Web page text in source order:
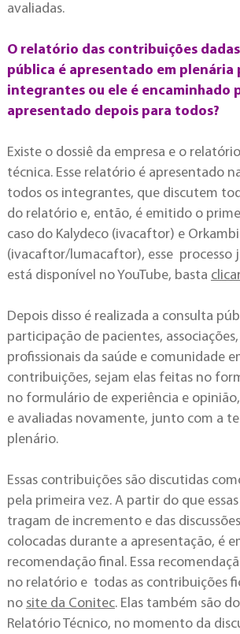
avaliadas.
O relatório das contribuições
pública é apresentado em plenária
integrantes ou ele é encaminhado
apresentado depois para todos?
Existe o dossiê da empresa e o
técnica. Esse relatório é apresentado
todos os integrantes, que discutem
do relatório e, então, é emitido o
caso do Kalydeco (ivacaftor) e Orkambi
(ivacaftor/lumacaftor), esse processo
está disponível no YouTube, basta
Depois disso é realizada a consulta
participação de pacientes,
profissionais da saúde e comunidade
contribuições, sejam elas feitas no
no formulário de experiência e
e avaliadas novamente, junto com a
plenário.
Essas contribuições são discutidas
pela primeira vez. A partir do que
tragam de incremento e das
colocadas durante a apresentação, é
recomendação final. Essa
no relatório e todas as contribuições
no site da Conitec. Elas também são
Relatório Técnico, no momento da